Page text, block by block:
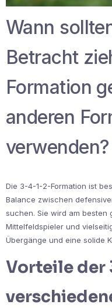
Wann
Betracht
Formation
anderen
verwenden?
Die 3-4-1-2-Formation ist
Balance zwischen
suchen. Sie wird am besten
Mittelfeldspieler und
Übergänge und eine solide
Vorteile der